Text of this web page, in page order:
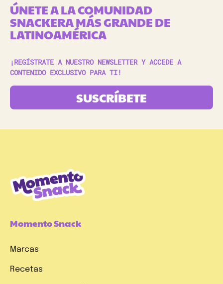
ÚNETE A LA COMUNIDAD
SNACKERA MÁS GRANDE DE
LATINOAMÉRICA
¡REGÍSTRATE A NUESTRO NEWSLETTER Y ACCEDE A
CONTENIDO EXCLUSIVO PARA TI!
SUSCRÍBETE
Momento Snack
Marcas
Recetas